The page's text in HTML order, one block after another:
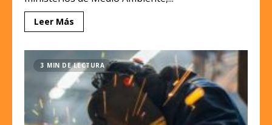
Leer Más
3 MIN DE LECTURA